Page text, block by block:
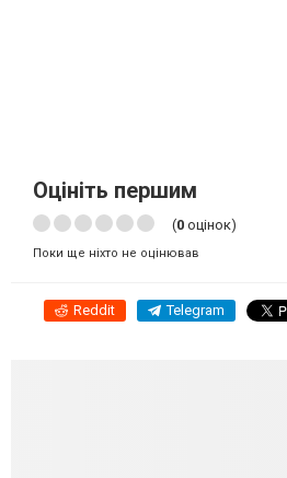
Оцініть першим
(0 оцінок)
Поки ще ніхто не оцінював
Reddit Telegram